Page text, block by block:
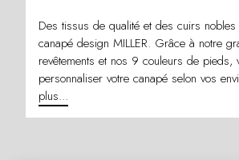
Des tissus de qualité et des cuirs
canapé design MILLER. Grâce à notre
revêtements et nos 9 couleurs de pieds,
personnaliser votre canapé selon vos
plus...